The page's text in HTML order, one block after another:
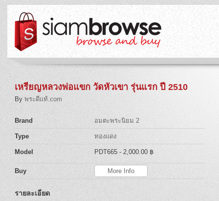
เหรียญหลวงพ่อแขก วัดหัวเขา รุ่นแรก ปี 2510
By พระดีแท้.com
Brand อมตะพระนิยม 2
Type ทองแดง
Model PDT665 - 2,000.00 ฿
Buy More Info
รายละเอียด